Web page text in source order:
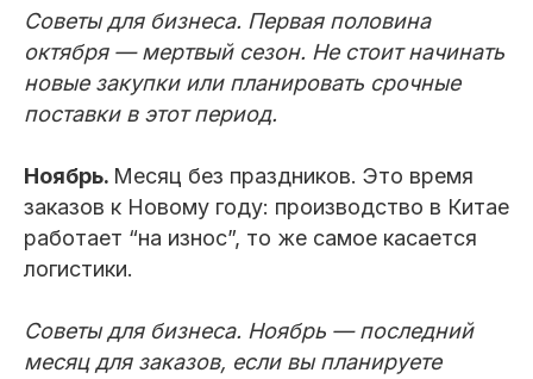
Советы для бизнеса. Первая половина
октября — мертвый сезон. Не стоит начинать
новые закупки или планировать срочные
поставки в этот период.
Ноябрь. Месяц без праздников. Это время
заказов к Новому году: производство в Китае
работает “на износ”, то же самое касается
логистики.
Советы для бизнеса. Ноябрь — последний
месяц для заказов, если вы планируете